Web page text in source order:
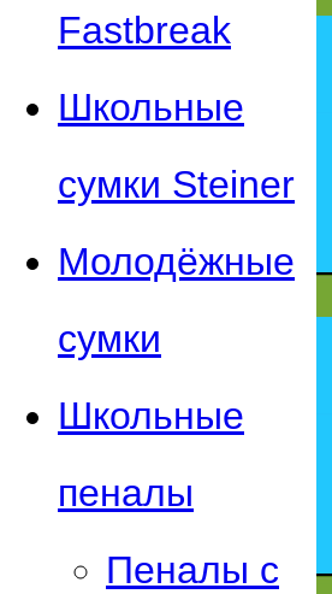
Fastbreak
Школьные
сумки Steiner
Молодёжные
сумки
Школьные
пеналы
Пеналы с